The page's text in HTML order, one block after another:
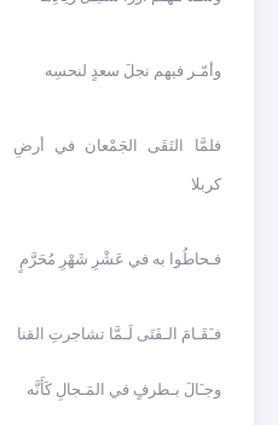
وأمّـر فيهم نجلَ سعدٍ لنحسِه
فلمَّا التَقَى الجَمْعان في أرضِ
كربلا
فـحاطُوا به في عَشْرِ شَهْرِ مُحَرَّمٍ
فـَقَـامَ الـفَتَى لَـمَّا تشاجرتِ القنا
وجـَالَ بـطرفٍ في المَـجالِ كَأَنَّه